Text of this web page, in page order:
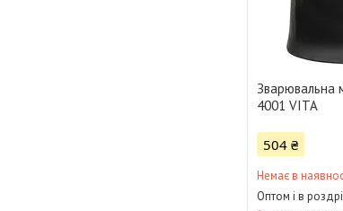
Зварювальна
4001 VITA
504 ₴
Немає в
Оптом і в